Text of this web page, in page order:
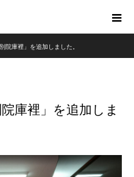
院庫裡」を追加しました。
庫裡」を追加しま